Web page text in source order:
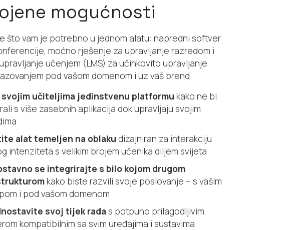
mogućnosti
što vam je potrebno u jednom alatu: napredni softver
moćno rješenje za upravljanje razredom i
učenjem (LMS) za učinkovito upravljanje
pod vašom domenom i uz vaš brend.
svojim učiteljima jedinstvenu platformu kako ne bi
s više zasebnih aplikacija dok upravljaju svojim
alat temeljen na oblaku dizajniran za interakciju
intenziteta s velikim brojem učenika diljem svijeta
se integrirajte s bilo kojom drugom
kako biste razvili svoje poslovanje – s vašim
i pod vašom domenom
svoj tijek rada s potpuno prilagodljivim
kompatibilnim sa svim uređajima i sustavima